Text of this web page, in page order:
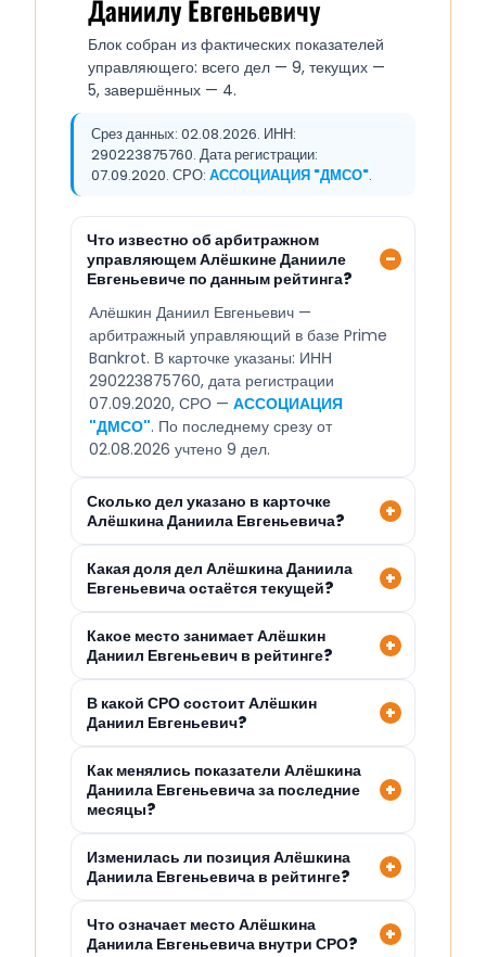
Даниилу Евгеньевичу
Блок собран из фактических показателей
управляющего: всего дел — 9, текущих —
5, завершённых — 4.
Срез данных: 02.08.2026. ИНН:
290223875760. Дата регистрации:
07.09.2020. СРО: АССОЦИАЦИЯ "ДМСО".
Что известно об арбитражном
управляющем Алёшкине Данииле
Евгеньевиче по данным рейтинга?
Алёшкин Даниил Евгеньевич —
арбитражный управляющий в базе Prime
Bankrot. В карточке указаны: ИНН
290223875760, дата регистрации
07.09.2020, СРО — АССОЦИАЦИЯ
"ДМСО". По последнему срезу от
02.08.2026 учтено 9 дел.
Сколько дел указано в карточке
Алёшкина Даниила Евгеньевича?
Какая доля дел Алёшкина Даниила
Евгеньевича остаётся текущей?
Какое место занимает Алёшкин
Даниил Евгеньевич в рейтинге?
В какой СРО состоит Алёшкин
Даниил Евгеньевич?
Как менялись показатели Алёшкина
Даниила Евгеньевича за последние
месяцы?
Изменилась ли позиция Алёшкина
Даниила Евгеньевича в рейтинге?
Что означает место Алёшкина
Даниила Евгеньевича внутри СРО?